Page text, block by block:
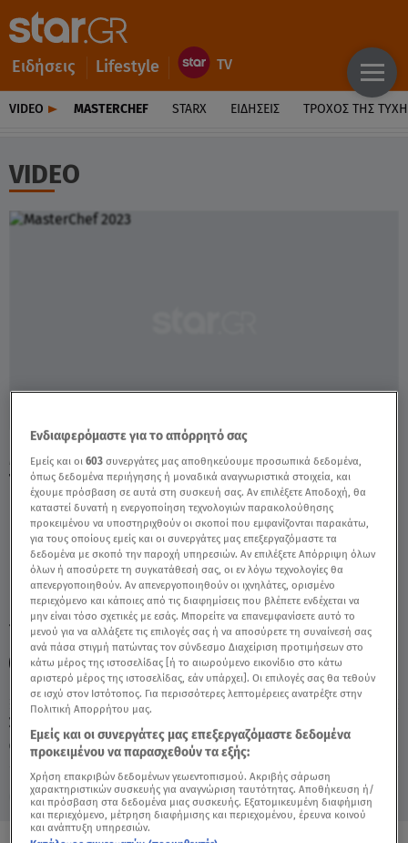
Ειδήσεις Lifestyle
VIDEO MASTERCHEF STARX ΕΙΔΉΣΕΙΣ ΤΡΟΧΌΣ ΤΗΣ
VIDEO
Σάββατο 8 Αυγούστου 2026
27.02.23, 23:42 MEDIA
MasterChef: Τα Άκουσαν Οι Παίκτες Μετά
Το Πιάτο Του Παύλου - Video
TAGS: MASTERCHEF 2023 MASTERCHEF
MASTERCHEF ΠΑΥΛΟΣ
Ενδιαφερόμαστε για το απόρρητό σας
Εμείς και οι603 συνεργάτες μας αποθηκεύουμε προσωπικά δεδομένα,
όπως δεδομένα περιήγησης ή μοναδικά αναγνωριστικά στοιχεία, και
έχουμε πρόσβαση σε αυτά στη συσκευή σας. Αν επιλέξετε Αποδοχή, θα
καταστεί δυνατή η ενεργοποίηση τεχνολογιών παρακολούθησης
προκειμένου να υποστηριχθούν οι σκοποί που εμφανίζονται παρακάτω,
για τους οποίους εμείς και οι συνεργάτες μας επεξεργαζόμαστε τα
δεδομένα με σκοπό την παροχή υπηρεσιών. Αν επιλέξετε Απόρριψη όλων
όλων ή αποσύρετε τη συγκατάθεσή σας, οι εν λόγω τεχνολογίες θα
απενεργοποιηθούν. Αν απενεργοποιηθούν οι ιχνηλάτες, ορισμένο
περιεχόμενο και κάποιες από τις διαφημίσεις που βλέπετε ενδέχεται να
μην είναι τόσο σχετικές με εσάς. Μπορείτε να επανεμφανίσετε αυτό το
μενού για να αλλάξετε τις επιλογές σας ή να αποσύρετε τη συναίνεσή σας
ανά πάσα στιγμή πατώντας τον σύνδεσμο Διαχείριση προτιμήσεων στο
κάτω μέρος της ιστοσελίδας [ή το αιωρούμενο εικονίδιο στο κάτω
αριστερό μέρος της ιστοσελίδας, εάν υπάρχει]. Οι επιλογές σας θα τεθούν
σε ισχύ στον Ιστότοπος. Για περισσότερες λεπτομέρειες ανατρέξτε στην
Πολιτική Απορρήτου μας.
Εμείς και οι συνεργάτες μας επεξεργαζόμαστε δεδομένα
προκειμένου να παρασχεθούν τα εξής:
Χρήση επακριβών δεδομένων γεωεντοπισμού. Ακριβής σάρωση
χαρακτηριστικών συσκευής για αναγνώριση ταυτότητας. Αποθήκευση ή/
και πρόσβαση στα δεδομένα μιας συσκευής. Εξατομικευμένη διαφήμιση
και περιεχόμενο, μέτρηση διαφήμισης και περιεχομένου, έρευνα κοινού
και ανάπτυξη υπηρεσιών.